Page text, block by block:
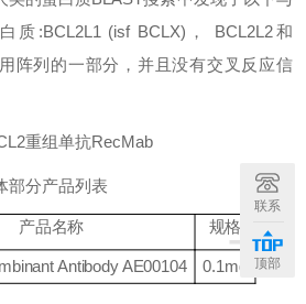
质 :BCL2L1 (isf BCLX) ， BCL2L2和
阵列的一部分，并且没有交叉反应信
部分产品列表
+
产品名称 规格
Antibody AE00104 0.1mg
联系
顶部